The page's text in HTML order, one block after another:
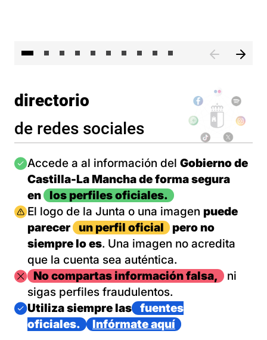
directorio
de redes sociales
Imagen
Accede a al información del Gobierno de
Castilla-La Mancha de forma segura
en
los perfiles oficiales.
Imagen
El logo de la Junta o una imagen puede
parecer
un perfil oficial
pero no
siempre lo es. Una imagen no acredita
que la cuenta sea auténtica.
ImagenNo compartas información falsa,
ni
sigas perfiles fraudulentos.
Imagen
Utiliza siempre las
fuentes
oficiales.
Infórmate aquí